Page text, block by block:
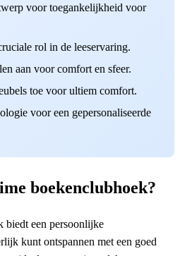
voor toegankelijkheid voor
rol in de leeservaring.
aan voor comfort en sfeer.
toe voor ultiem comfort.
voor een gepersonaliseerde
boekenclubhoek?
biedt een persoonlijke
kunt ontspannen met een goed